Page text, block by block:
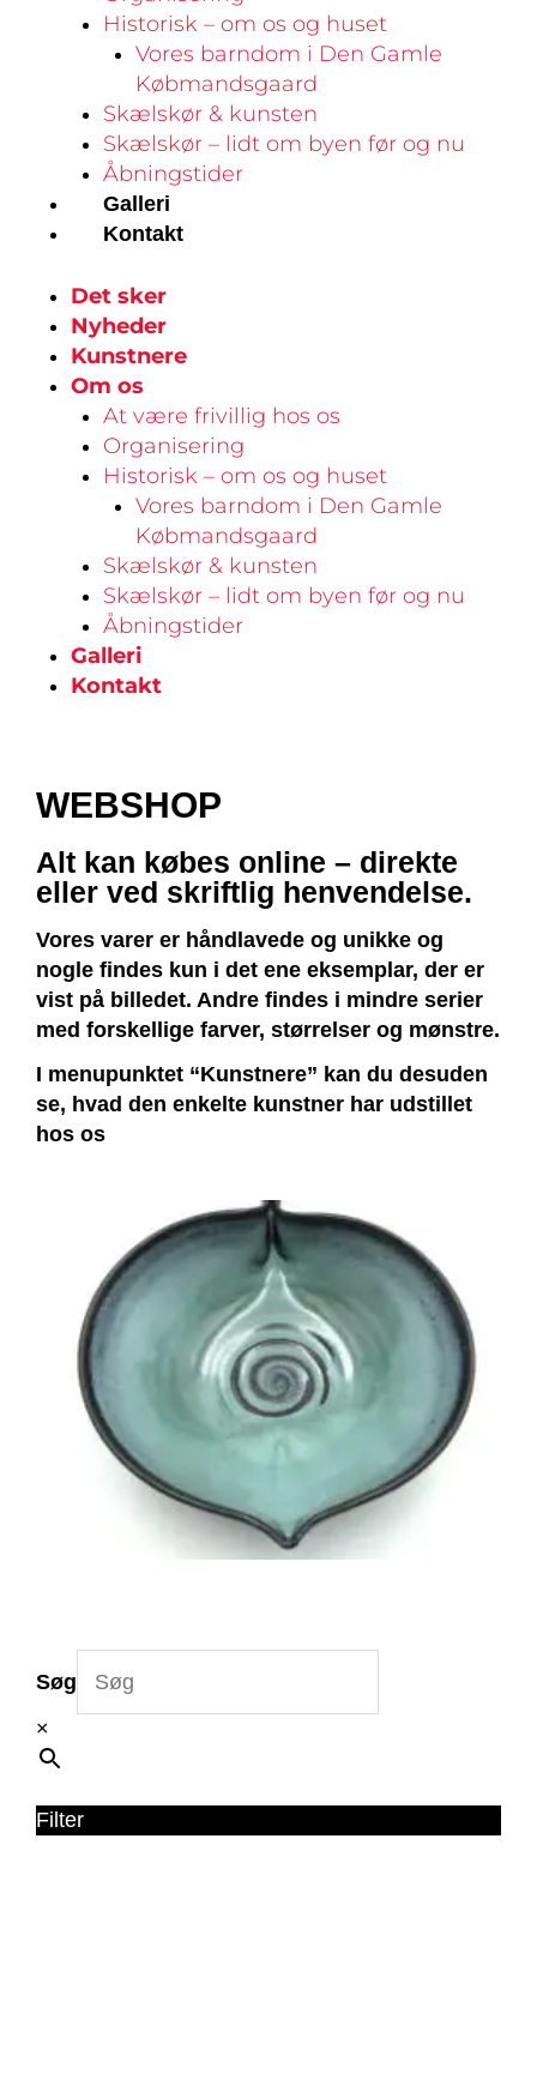
Historisk – om os og huset
Vores barndom i Den Gamle
Købmandsgaard
Skælskør & kunsten
Skælskør – lidt om byen før og nu
Åbningstider
Galleri
Kontakt
Det sker
Nyheder
Kunstnere
Om os
At være frivillig hos os
Organisering
Historisk – om os og huset
Vores barndom i Den Gamle
Købmandsgaard
Skælskør & kunsten
Skælskør – lidt om byen før og nu
Åbningstider
Galleri
Kontakt
WEBSHOP
Alt kan købes online – direkte
eller ved skriftlig henvendelse.
Vores varer er håndlavede og unikke og
nogle findes kun i det ene eksemplar, der er
vist på billedet. Andre findes i mindre serier
med forskellige farver, størrelser og mønstre.
I menupunktet “Kunstnere” kan du desuden
se, hvad den enkelte kunstner har udstillet
hos os
Søg
×
Filter